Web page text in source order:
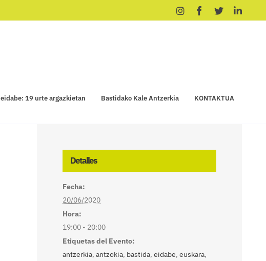
InstagramFacebook
X
eidabe: 19 urte argazkietan Bastidako Kale Antzerkia KONTAKTUA
Detalles
Fecha:
20/06/2020
Hora:
19:00 - 20:00
Etiquetas del Evento:
antzerkia, antzokia, bastida, eidabe, euskara,